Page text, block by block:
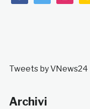
Tweets by VNews24
Archivi